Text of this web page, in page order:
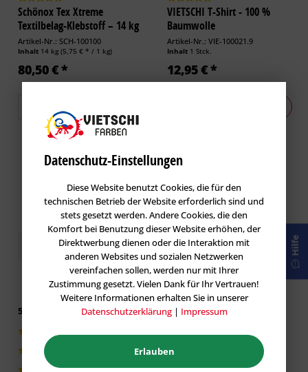
Schönox Tex Xtreme
Textilbelag-Klebstoff – 14 kg
Artikel-Nr.: SCH-100100
Inhalt 14 kg (5,75 € * / 1 kg)
80,50 € *
VIETSCHI T-Shirt - 100 %
Baumwolle
Artikel-Nr.: VIE-100021.9
Inhalt 1 Stck.
12,95 € *
Kundenbewertungen / Erfahrungen
5 von 5 basieren auf 1 Bewertungen
1|100%
0|0%
Hilfe
Datenschutz-Einstellungen
Diese Website benutzt Cookies, die für den
technischen Betrieb der Website erforderlich sind und
stets gesetzt werden. Andere Cookies, die den
Komfort bei Benutzung dieser Website erhöhen, der
Direktwerbung dienen oder die Interaktion mit
anderen Websites und sozialen Netzwerken
vereinfachen sollen, werden nur mit Ihrer
Zustimmung gesetzt. Vielen Dank für Ihr Vertrauen!
Weitere Informationen erhalten Sie in unserer
Datenschutzerklärung| Impressum
Erlauben